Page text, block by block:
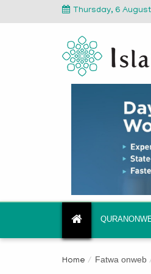
Thursday, 6
Home Fatwa onweb